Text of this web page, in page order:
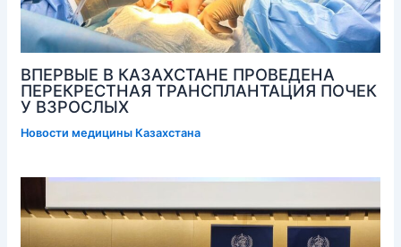
ВПЕРВЫЕ В КАЗАХСТАНЕ ПРОВЕДЕНА
ПЕРЕКРЕСТНАЯ ТРАНСПЛАНТАЦИЯ ПОЧЕК
У ВЗРОСЛЫХ
Новости медицины Казахстана